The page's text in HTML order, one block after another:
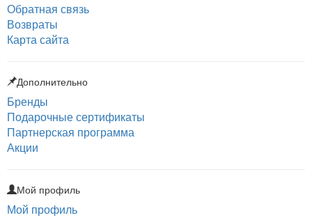
Обратная связь
Возвраты
Карта сайта
Дополнительно
Бренды
Подарочные сертификаты
Партнерская программа
Акции
Мой профиль
Мой профиль